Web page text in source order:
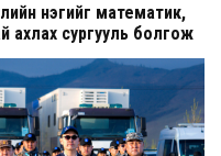
нэгийг математик,
ахлах сургууль болгож